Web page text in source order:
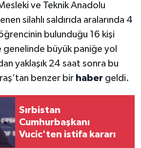
ve Teknik Anadolu
silahlı saldırıda aralarında 4
bulunduğu 16 kişi
genelinde büyük paniğe yol
yaklaşık 24 saat sonra bu
benzer bir habergeldi.
Sırbistan
Cumhurbaşkanı
Vucic'ten istifa kararı